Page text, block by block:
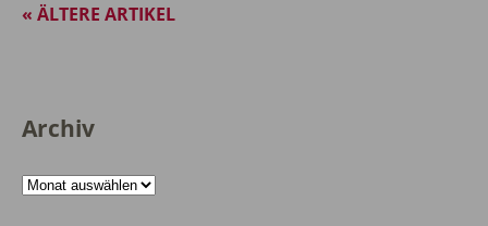
« ÄLTERE ARTIKEL
Archiv
Archiv